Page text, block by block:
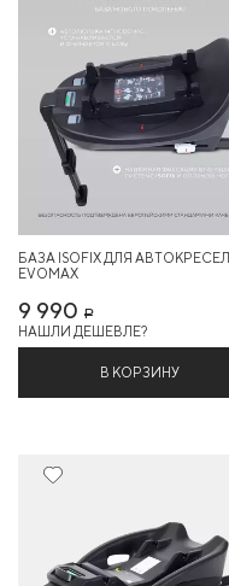
БАЗА ISOFIX ДЛЯ АВТОКРЕСЕЛ
EVOMAX
9 990 Р
НАШЛИ ДЕШЕВЛЕ?
В КОРЗИНУ